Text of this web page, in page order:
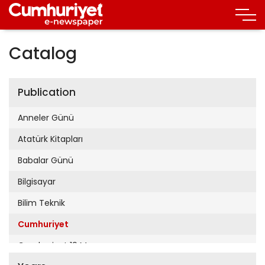
Catalog
Publication
Anneler Günü
Atatürk Kitapları
Babalar Günü
Bilgisayar
Bilim Teknik
Cumhuriyet
Cumhuriyet 19 Mayıs